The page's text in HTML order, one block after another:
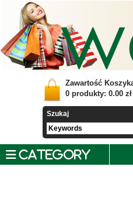
Zawartość
0 produkty: 0.00 zł
Szukaj
CATEGORY